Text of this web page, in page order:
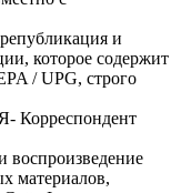
и
которое содержит
/ UPG, строго
Корреспондент
воспроизведение
материалов,